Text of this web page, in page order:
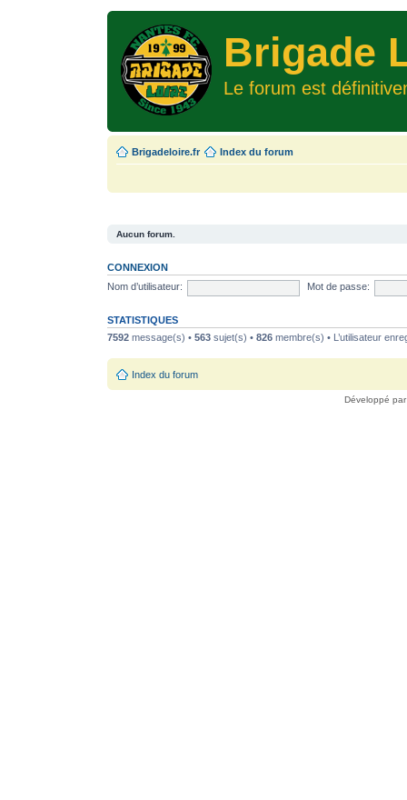
Brigade
Le forum est
Brigadeloire.fr Index du forum
Aucun forum.
CONNEXION
Nom d’utilisateur:
Mot de passe:
STATISTIQUES
7592 message(s) • 563 sujet(s) • 826 membre(s) • L’utilisateur
Index du forum
Développé